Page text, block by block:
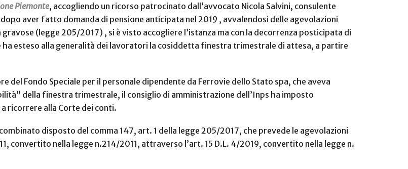
Piemonte, accogliendo un ricorso patrocinato dall’avvocato Nicola Salvini, consulente
aver fatto domanda di pensione anticipata nel 2019 , avvalendosi delle agevolazioni
(legge 205/2017) , si è visto accogliere l’istanza ma con la decorrenza posticipata di
ha esteso alla generalità dei lavoratori la cosiddetta finestra trimestrale di attesa, a partire
Fondo Speciale per il personale dipendente da Ferrovie dello Stato spa, che aveva
della finestra trimestrale, il consiglio di amministrazione dell’Inps ha imposto
ricorrere alla Corte dei conti.
disposto del comma 147, art. 1 della legge 205/2017, che prevede le agevolazioni
convertito nella legge n.214/2011, attraverso l’art. 15 D.L. 4/2019, convertito nella legge n.